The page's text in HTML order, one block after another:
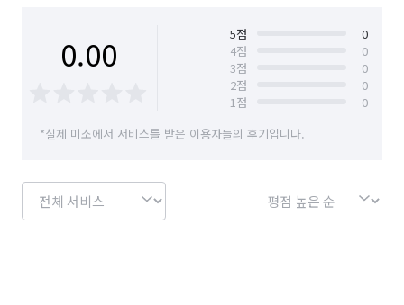
서울 영등포구
서울 용산구 서울 종로구
0.00 5점
0
4점
0
3점
0
2점
0
1점
0
*실제 미소에서 서비스를 받은 이용자들의 후기입니다.